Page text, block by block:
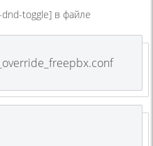
toggle] в файле